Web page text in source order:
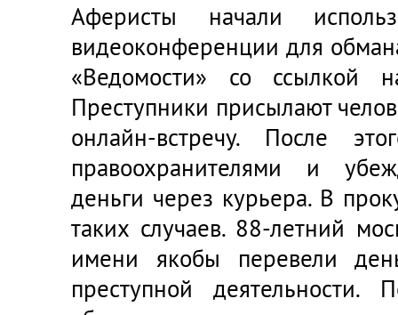
Аферисты начали
видеоконференции для
«Ведомости» со ссылкой
Преступники присылают
онлайн-встречу. После
правоохранителями и
деньги через курьера. В
таких случаев. 88-летний
имени якобы перевели
преступной деятельности.